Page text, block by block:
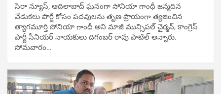
సిరా న్యూస్, ఆదిలాబాద్ ఘ‌నంగా సోనియా గాంధీ జ‌న్మ‌దిన
వేడుక‌లు పార్టీ కోసం ప‌ద‌వుల‌ను తృణ ప్రాయంగా త్య‌జించిన
త్యాగమూర్తి సోనియా గాంధీ అని మాజీ మున్సిప‌ల్ చైర్మ‌న్, కాంగ్రెస్
పార్టీ సీనియ‌ర్ నాయ‌కులు దిగంబ‌ర్ రావు పాటిల్ అన్నారు.
సోమవారం…